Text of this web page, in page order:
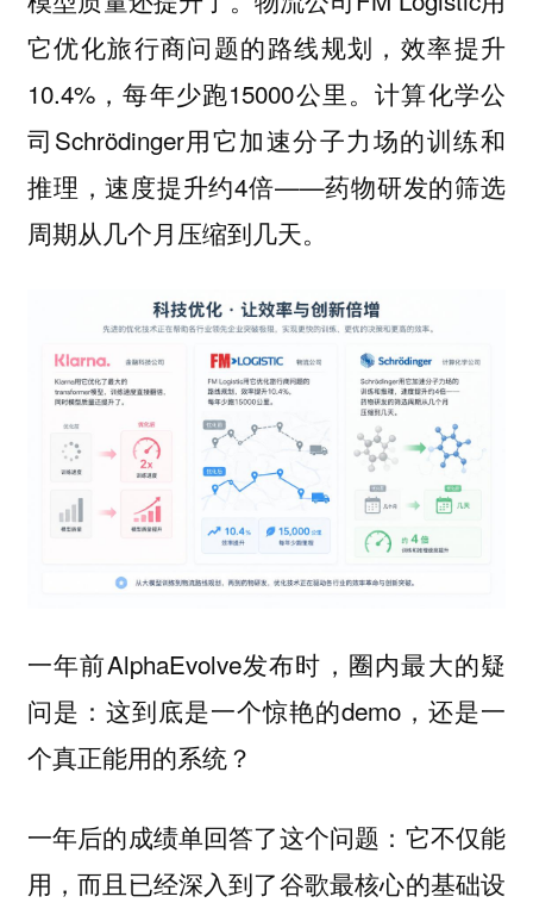
它优化旅行商问题的路线规划，效率提升
10.4%，每年少跑15000公里。计算化学公
司Schrödinger用它加速分子力场的训练和
推理，速度提升约4倍——药物研发的筛选
周期从几个月压缩到几天。
一年前AlphaEvolve发布时，圈内最大的疑
问是：这到底是一个惊艳的demo，还是一
个真正能用的系统？
一年后的成绩单回答了这个问题：它不仅能
用，而且已经深入到了谷歌最核心的基础设